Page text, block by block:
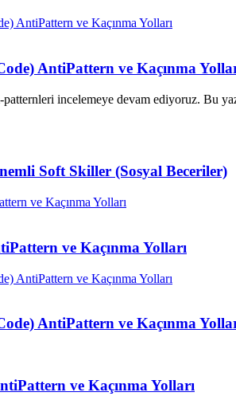
AntiPattern ve Kaçınma
incelemeye devam ediyoruz. Bu
Soft Skiller (Sosyal Beceriler)
ve Kaçınma Yolları
AntiPattern ve Kaçınma
ve Kaçınma Yolları